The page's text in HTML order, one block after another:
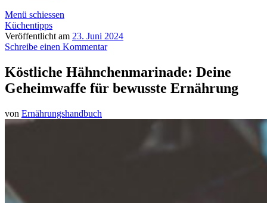
Menü schiessen
Küchentipps
Veröffentlicht am 23. Juni 2024
Schreibe einen Kommentar
Köstliche Hähnchenmarinade: Deine
Geheimwaffe für bewusste Ernährung
von Ernährungshandbuch